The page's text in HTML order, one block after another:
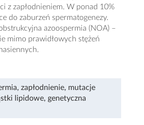
z zapłodnieniem. W ponad 10%
do zaburzeń spermatogenezy.
azoospermia (NOA) –
mimo prawidłowych stężeń
, zapłodnienie, mutacje
lipidowe, genetyczna